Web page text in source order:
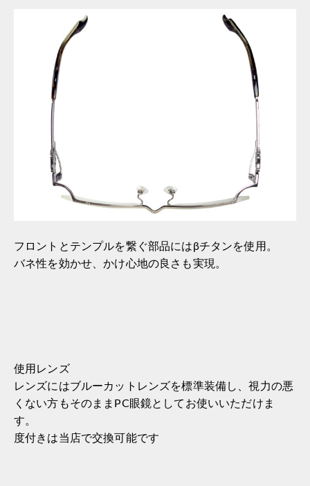
フロントとテンプルを繋ぐ部品にはβチタンを使用。
バネ性を効かせ、かけ心地の良さも実現。
使用レンズ
レンズにはブルーカットレンズを標準装備し、視力の悪
くない方もそのままPC眼鏡としてお使いいただけま
す。
度付きは当店で交換可能です